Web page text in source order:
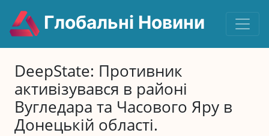
Глобальні Новини
DeepState: Противник
активізувався в районі
Вугледара та Часового Яру в
Донецькій області.